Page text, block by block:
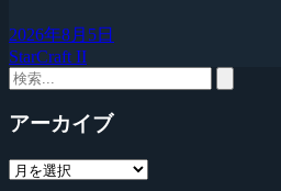
2026年8月5日
StarCraft II
アーカイブ